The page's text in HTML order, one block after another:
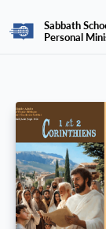
Sabbath
Personal